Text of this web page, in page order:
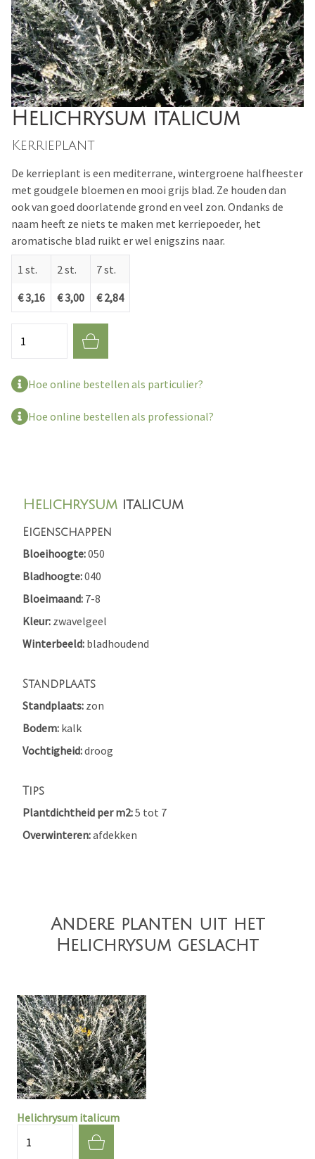
Helichrysum italicum
Kerrieplant
De kerrieplant is een mediterrane, wintergroene halfheester
met goudgele bloemen en mooi grijs blad. Ze houden dan
ook van goed doorlatende grond en veel zon. Ondanks de
naam heeft ze niets te maken met kerriepoeder, het
aromatische blad ruikt er wel enigszins naar.
1 st.
€ 3,16
2 st.
€ 3,00
7 st.
€ 2,84
Hoe online bestellen als particulier?
Hoe online bestellen als professional?
Helichrysum italicum
Eigenschappen
Bloeihoogte 050
Bladhoogte 040
Bloeimaand 7-8
Kleur zwavelgeel
Winterbeeld bladhoudend
Standplaats
Standplaats zon
Bodem kalk
Vochtigheid droog
Tips
Plantdichtheid per m2 5 tot 7
Overwinteren afdekken
Andere planten uit het
Helichrysum geslacht
Helichrysum italicum